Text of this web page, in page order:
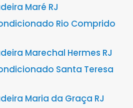
Maré RJ
Rio Comprido
Marechal Hermes RJ
Santa Teresa
Maria da Graça RJ